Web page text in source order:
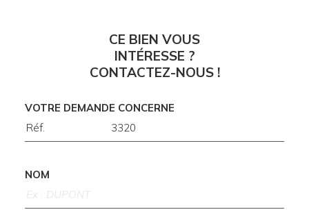
CE BIEN VOUS
INTÉRESSE ?
CONTACTEZ-NOUS !
VOTRE DEMANDE CONCERNE
NOM